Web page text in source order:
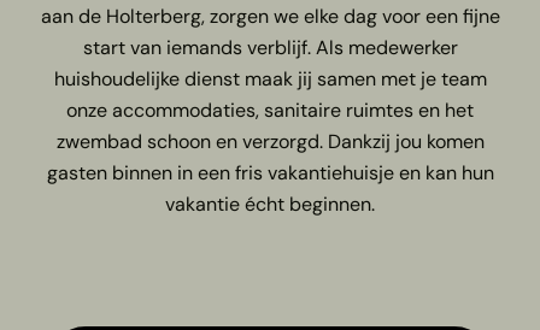
aan de Holterberg, zorgen we elke dag voor een fijne
start van iemands verblijf. Als medewerker
huishoudelijke dienst maak jij samen met je team
onze accommodaties, sanitaire ruimtes en het
zwembad schoon en verzorgd. Dankzij jou komen
gasten binnen in een fris vakantiehuisje en kan hun
vakantie écht beginnen.